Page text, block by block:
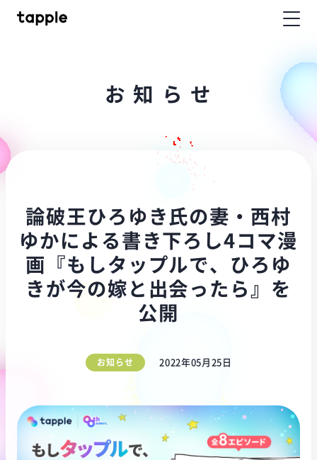
お 知 ら せ
論破王ひろゆき氏の妻・西村
ゆかによる書き下ろし4コマ漫
画『もしタップルで、ひろゆ
きが今の嫁と出会ったら』を
公開
お知らせ 2022年05月25日